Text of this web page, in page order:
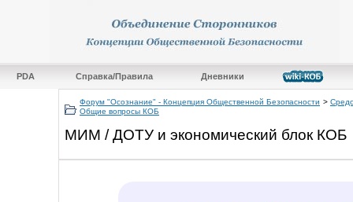
PDA Справка/Правила Дневники
Форум "Осознание" - Концепция Общественной Безопасности >
Общие вопросы КОБ
МИМ / ДОТУ и экономический блок КОБ